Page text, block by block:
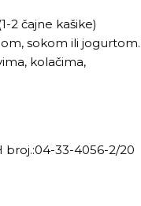
2 čajne kašike)
sokom ili jogurtom.
kolačima,
broj.:04-33-4056-2/20